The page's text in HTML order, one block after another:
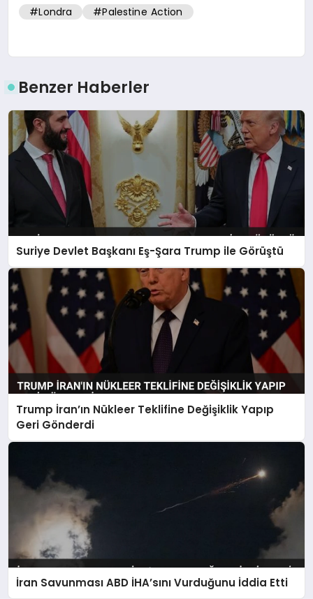
#Londra #Palestine Action
Benzer Haberler
Suriye Devlet Başkanı Eş-Şara Trump ile Görüştü
Trump İran’ın Nükleer Teklifine Değişiklik Yapıp
Geri Gönderdi
İran Savunması ABD İHA’sını Vurduğunu İddia Etti